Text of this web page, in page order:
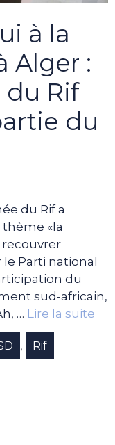
à la
Alger :
du Rif
du
du Rif a
«la
le Parti national
du
sud-africain,
… Lire la suite
, Rif